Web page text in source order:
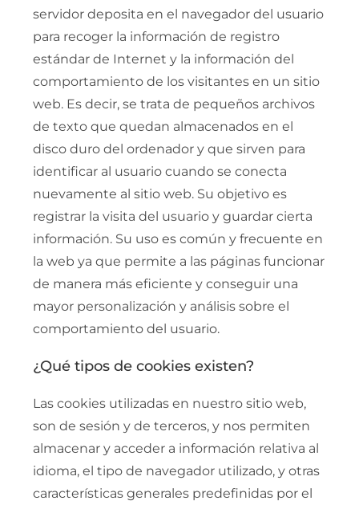
servidor deposita en el navegador del usuario
para recoger la información de registro
estándar de Internet y la información del
comportamiento de los visitantes en un sitio
web. Es decir, se trata de pequeños archivos
de texto que quedan almacenados en el
disco duro del ordenador y que sirven para
identificar al usuario cuando se conecta
nuevamente al sitio web. Su objetivo es
registrar la visita del usuario y guardar cierta
información. Su uso es común y frecuente en
la web ya que permite a las páginas funcionar
de manera más eficiente y conseguir una
mayor personalización y análisis sobre el
comportamiento del usuario.
¿Qué tipos de cookies existen?
Las cookies utilizadas en nuestro sitio web,
son de sesión y de terceros, y nos permiten
almacenar y acceder a información relativa al
idioma, el tipo de navegador utilizado, y otras
características generales predefinidas por el